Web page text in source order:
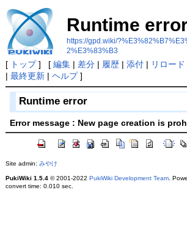
Runtime
https://gpd.wiki/
2%E3%83%B3
[ トップ] [ 編集| 差分| 履歴| 添付| リロード
| 最終更新| ヘルプ]
Runtime error
Error message : New page creation is
Site admin: みやけ
PukiWiki 1.5.4© 2001-2022 PukiWiki Development Team.
convert time: 0.010 sec.